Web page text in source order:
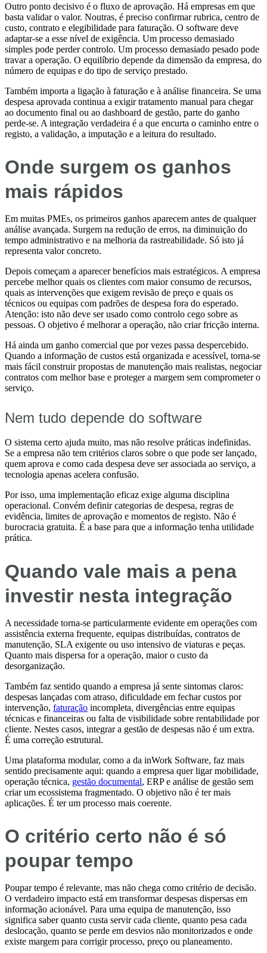
Outro ponto decisivo é o fluxo de aprovação. Há empresas em que
basta validar o valor. Noutras, é preciso confirmar rubrica, centro de
custo, contrato e elegibilidade para faturação. O software deve
adaptar-se a esse nível de exigência. Um processo demasiado
simples pode perder controlo. Um processo demasiado pesado pode
travar a operação. O equilíbrio depende da dimensão da empresa, do
número de equipas e do tipo de serviço prestado.
Também importa a ligação à faturação e à análise financeira. Se uma
despesa aprovada continua a exigir tratamento manual para chegar
ao documento final ou ao dashboard de gestão, parte do ganho
perde-se. A integração verdadeira é a que encurta o caminho entre o
registo, a validação, a imputação e a leitura do resultado.
Onde surgem os ganhos
mais rápidos
Em muitas PMEs, os primeiros ganhos aparecem antes de qualquer
análise avançada. Surgem na redução de erros, na diminuição do
tempo administrativo e na melhoria da rastreabilidade. Só isto já
representa valor concreto.
Depois começam a aparecer benefícios mais estratégicos. A empresa
percebe melhor quais os clientes com maior consumo de recursos,
quais as intervenções que exigem revisão de preço e quais os
técnicos ou equipas com padrões de despesa fora do esperado.
Atenção: isto não deve ser usado como controlo cego sobre as
pessoas. O objetivo é melhorar a operação, não criar fricção interna.
Há ainda um ganho comercial que por vezes passa despercebido.
Quando a informação de custos está organizada e acessível, torna-se
mais fácil construir propostas de manutenção mais realistas, negociar
contratos com melhor base e proteger a margem sem comprometer o
serviço.
Nem tudo depende do software
O sistema certo ajuda muito, mas não resolve práticas indefinidas.
Se a empresa não tem critérios claros sobre o que pode ser lançado,
quem aprova e como cada despesa deve ser associada ao serviço, a
tecnologia apenas acelera confusão.
Por isso, uma implementação eficaz exige alguma disciplina
operacional. Convém definir categorias de despesa, regras de
evidência, limites de aprovação e momentos de registo. Não é
burocracia gratuita. É a base para que a informação tenha utilidade
prática.
Quando vale mais a pena
investir nesta integração
A necessidade torna-se particularmente evidente em operações com
assistência externa frequente, equipas distribuídas, contratos de
manutenção, SLA exigente ou uso intensivo de viaturas e peças.
Quanto mais dispersa for a operação, maior o custo da
desorganização.
Também faz sentido quando a empresa já sente sintomas claros:
despesas lançadas com atraso, dificuldade em fechar custos por
intervenção, faturação incompleta, divergências entre equipas
técnicas e financeiras ou falta de visibilidade sobre rentabilidade por
cliente. Nestes casos, integrar a gestão de despesas não é um extra.
É uma correção estrutural.
Uma plataforma modular, como a da inWork Software, faz mais
sentido precisamente aqui: quando a empresa quer ligar mobilidade,
operação técnica, gestão documental, ERP e análise de gestão sem
criar um ecossistema fragmentado. O objetivo não é ter mais
aplicações. É ter um processo mais coerente.
O critério certo não é só
poupar tempo
Poupar tempo é relevante, mas não chega como critério de decisão.
O verdadeiro impacto está em transformar despesas dispersas em
informação acionável. Para uma equipa de manutenção, isso
significa saber quanto custa servir cada cliente, quanto pesa cada
deslocação, quanto se perde em desvios não monitorizados e onde
existe margem para corrigir processo, preço ou planeamento.